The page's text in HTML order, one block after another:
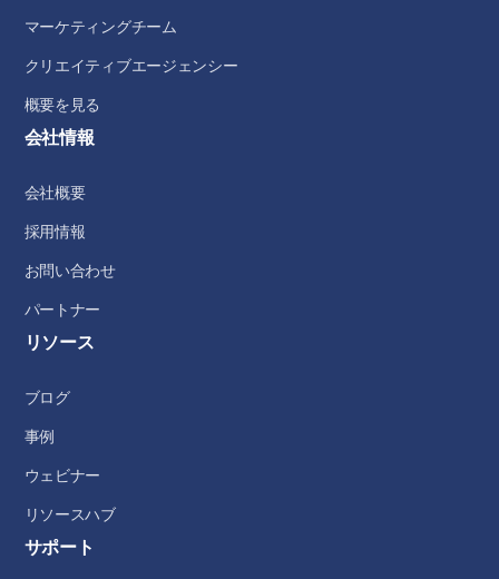
マーケティングチーム
クリエイティブエージェンシー
概要を見る
会社情報
会社概要
採用情報
お問い合わせ
パートナー
リソース
ブログ
事例
ウェビナー
リソースハブ
サポート